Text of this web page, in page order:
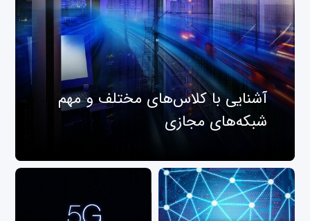
آشنایی با کلاس‌های مختلف و مهم
شبکه‌های مجازی